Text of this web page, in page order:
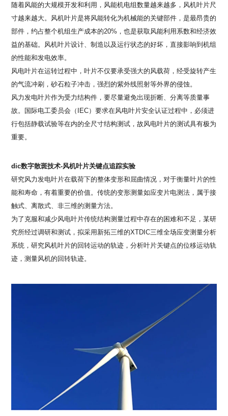
随着风能的大规模开发和利用，风能机电组数量越来越多，风机叶片尺
寸越来越大。风机叶片是将风能转化为机械能的关键部件，是最昂贵的
部件，约占整个机组生产成本的20%，也是获取风能利用系数和经济效
益的基础。风机叶片设计、制造以及运行状态的好坏，直接影响到机组
的性能和发电效率。
风电叶片在运转过程中，叶片不仅要承受强大的风载荷，经受旋转产生
的气流冲刷，砂石粒子冲击，强烈的紫外线照射等外界的侵蚀。
风力发电叶片作为受力结构件，要尽量避免出现折断、分离等质量事
故。国际电工委员会（ IEC）要求在风电叶片安全认证过程中，必须进
行包括静载试验等在内的全尺寸结构测试，故风电叶片的测试具有极为
重要。
dic数字散斑技术-风机叶片关键点追踪实验
研究风力发电叶片在载荷下的整体变形和屈曲情况，对于衡量叶片的性
能和寿命，有着重要的价值。传统的变形测量如应变片电测法，属于接
触式、离散式、非三维的测量方法。
为了克服和减少风电叶片传统结构测量过程中存在的困难和不足，某研
究所经过调研和测试，拟采用新拓三维的XTDIC三维全场应变测量分析
系统，研究风机叶片的回转运动的轨迹，分析叶片关键点的位移运动轨
迹，测量风机的回转轨迹。